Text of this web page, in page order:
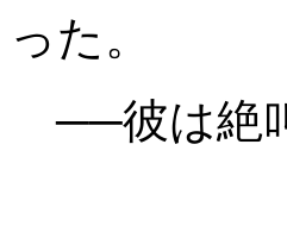
った。
──彼は絶